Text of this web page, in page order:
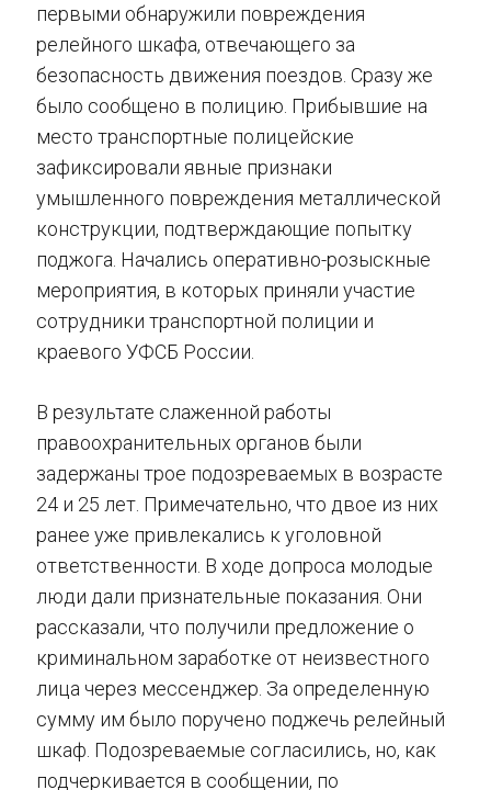
первыми обнаружили повреждения
релейного шкафа, отвечающего за
безопасность движения поездов. Сразу же
было сообщено в полицию. Прибывшие на
место транспортные полицейские
зафиксировали явные признаки
умышленного повреждения металлической
конструкции, подтверждающие попытку
поджога. Начались оперативно-розыскные
мероприятия, в которых приняли участие
сотрудники транспортной полиции и
краевого УФСБ России.
В результате слаженной работы
правоохранительных органов были
задержаны трое подозреваемых в возрасте
24 и 25 лет. Примечательно, что двое из них
ранее уже привлекались к уголовной
ответственности. В ходе допроса молодые
люди дали признательные показания. Они
рассказали, что получили предложение о
криминальном заработке от неизвестного
лица через мессенджер. За определенную
сумму им было поручено поджечь релейный
шкаф. Подозреваемые согласились, но, как
подчеркивается в сообщении, по